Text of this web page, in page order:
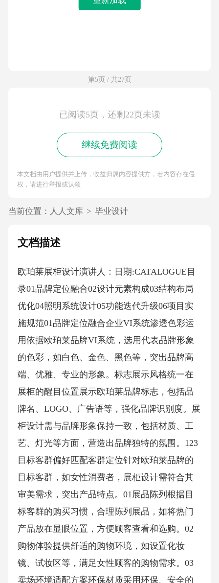
第4页 / 共27页
预览加载失败，请重新加载试试~
重新加载
继续免费阅读
本文档由用户提供并上传，收益归属内容提供方，若内容存在侵
权，请进行举报或认领
当前位置： 人人文库 > 毕业设计
文档描述
欧珀莱展柜设计演讲人：日期:CATALOGUE目
录01品牌定位融合02设计元素构成03结构布局
优化04照明系统设计05功能迭代升级06项目实
施规范01品牌定位融合企业VI系统渗透色彩运
用依据欧珀莱品牌VI系统，选用代表品牌形象
的色彩，如白色、金色、黑色等，突出品牌高
端、优雅、专业的形象。标志展示风格统一在
展柜的醒目位置展示欧珀莱品牌标志，包括品
牌名、LOGO、广告语等，强化品牌识别度。展
柜设计需与品牌形象保持一致，包括材质、工